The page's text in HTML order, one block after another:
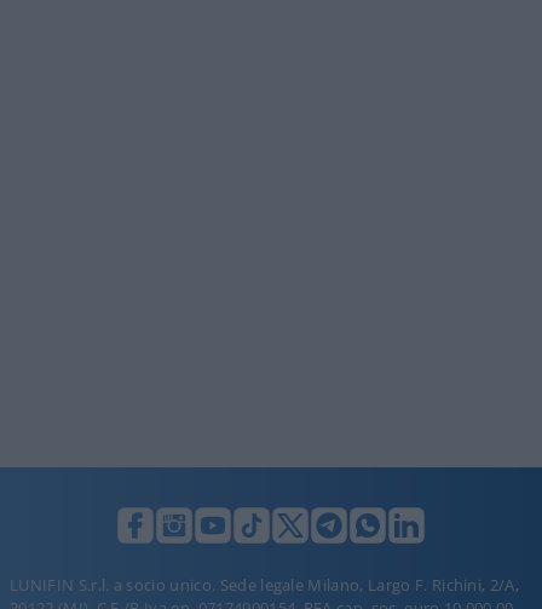
LUNIFIN S.r.l. a socio unico. Sede legale Milano, Largo F. Richini, 2/A,